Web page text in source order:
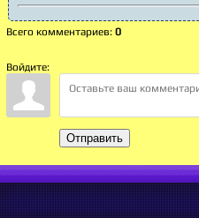
Всего комментариев: 0
Войдите:
Отправить